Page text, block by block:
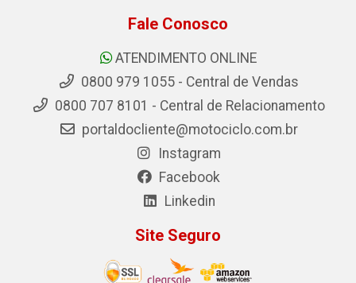
Fale Conosco
ATENDIMENTO ONLINE
0800 979 1055 - Central de Vendas
0800 707 8101 - Central de Relacionamento
portaldocliente@motociclo.com.br
Instagram
Facebook
Linkedin
Site Seguro